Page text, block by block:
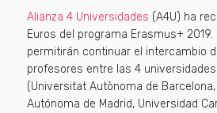
Alianza 4 Universidades (A4U) ha
Euros del programa Erasmus+
permitirán continuar el intercambio
profesores entre las 4
(Universitat Autònoma de
Autónoma de Madrid, Universidad